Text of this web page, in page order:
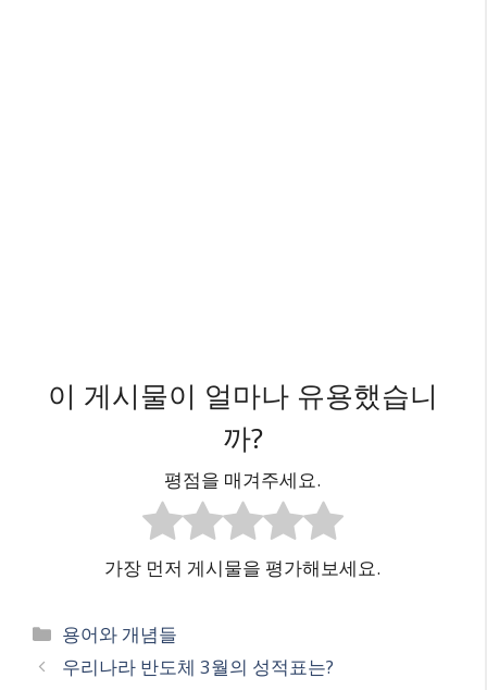
이 게시물이 얼마나 유용했습니
까?
평점을 매겨주세요.
가장 먼저 게시물을 평가해보세요.
카
테
용어와 개념들
우리나라 반도체 3월의 성적표는?